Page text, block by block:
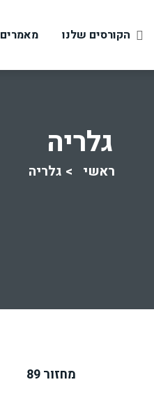
הקורסים שלנו מאמרים
גלריה
ראשי גלריה
מחזור 89